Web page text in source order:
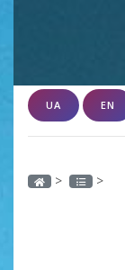
UA EN
> >